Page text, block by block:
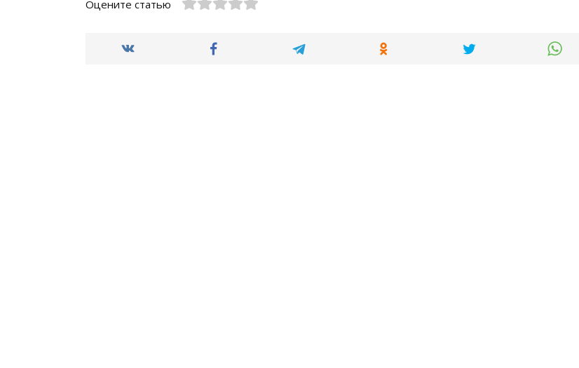
Оцените статью